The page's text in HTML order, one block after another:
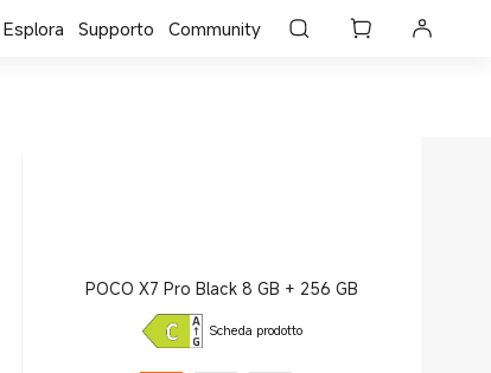
Esplora Supporto Community
POCO X7 Pro Black 8 GB + 256 GB
Scheda prodotto